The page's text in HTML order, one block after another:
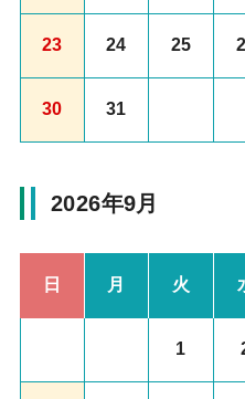
23 24 25
30 31
2026年9月
日 月 火
1